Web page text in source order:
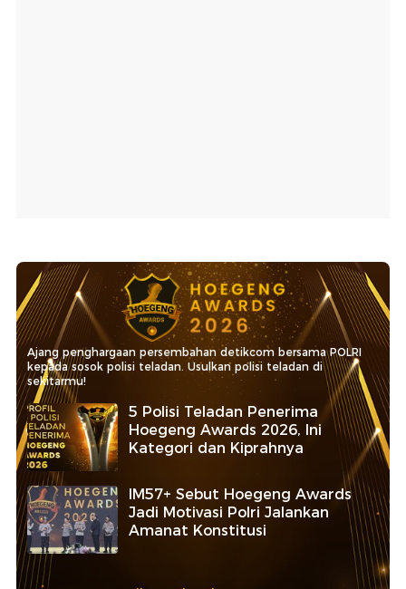
Ajang penghargaan persembahan detikcom bersama POLRI
kepada sosok polisi teladan. Usulkan polisi teladan di
sekitarmu!
5 Polisi Teladan Penerima
Hoegeng Awards 2026, Ini
Kategori dan Kiprahnya
IM57+ Sebut Hoegeng Awards
Jadi Motivasi Polri Jalankan
Amanat Konstitusi